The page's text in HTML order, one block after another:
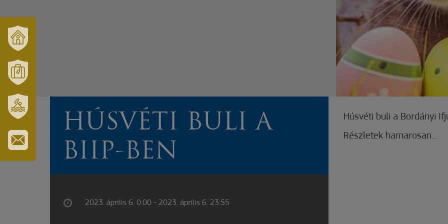
ÉS
TÉRSÉGÜNK
TURISZTIKA
ERZSÉBET
GYÓGYFÜRDŐ
IRATKOZZON
HÍRLEVELÜNKRE
HÚSVÉTI BULI A
BIIP-BEN
2023. április 6. 0:00 - 2023. április 6. 23:55
Húsvéti buli a Bordányi
Részletek hamarosan...